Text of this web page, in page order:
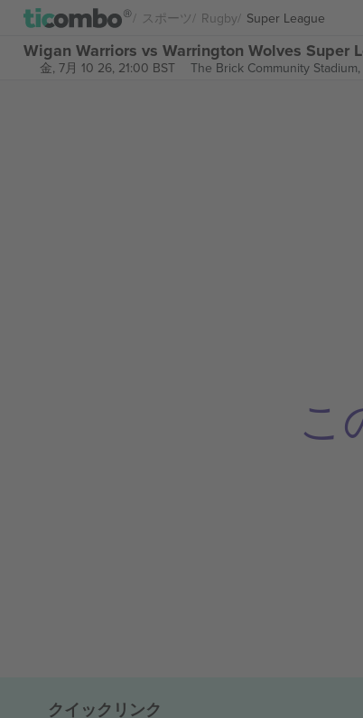
スポーツ Rugby Super League
Wigan Warriors vs Warrington Wolves Super
金, 7月 10 26, 21:00 BST The Brick Community Stadium,
こ
クイックリンク